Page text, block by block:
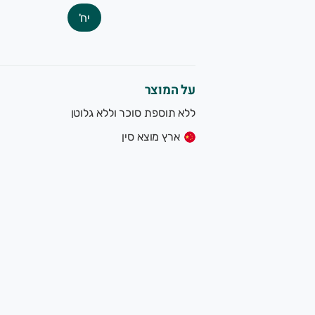
יח'
על המוצר
ללא תוספת סוכר וללא גלוטן
ארץ מוצא סין